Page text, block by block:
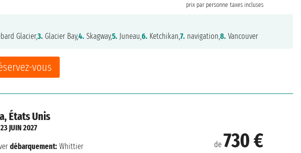
prix par personne taxes incluses
vous
Glacier,3. Glacier Bay,4. Skagway,5. Juneau,6. Ketchikan,7. navigation,8. Vancouver
États Unis
de 730 €
23 JUIN 2027
débarquement: Whittier